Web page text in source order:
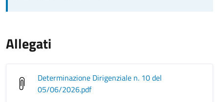
Allegati
Determinazione Dirigenziale n. 10 del
05/06/2026.pdf